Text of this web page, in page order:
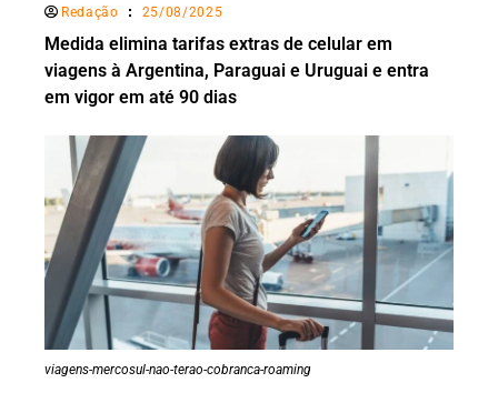
Redação 25/08/2025
Medida elimina tarifas extras de celular em
viagens à Argentina, Paraguai e Uruguai e entra
em vigor em até 90 dias
viagens-mercosul-nao-terao-cobranca-roaming